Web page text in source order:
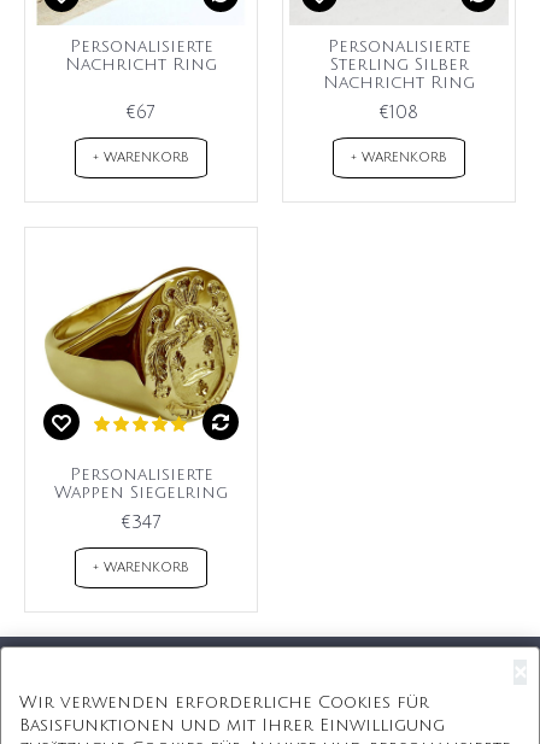
Personalisierte
Nachricht Ring
€67
+ WARENKORB
Personalisierte
Sterling Silber
Nachricht Ring
€108
+ WARENKORB
Personalisierte
Wappen Siegelring
€347
+ WARENKORB
Kostenlose Geschenkbox
Wir verwenden erforderliche Cookies für
Basisfunktionen und mit Ihrer Einwilligung